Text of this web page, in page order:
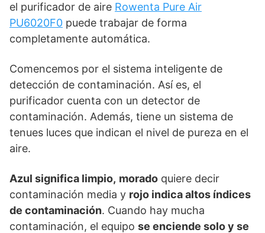
el purificador de aire Rowenta Pure Air
PU6020F0 puede trabajar de forma
completamente automática.
Comencemos por el sistema inteligente de
detección de contaminación. Así es, el
purificador cuenta con un detector de
contaminación. Además, tiene un sistema de
tenues luces que indican el nivel de pureza en el
aire.
Azul significa limpio, morado quiere decir
contaminación media y rojo indica altos índices
de contaminación. Cuando hay mucha
contaminación, el equipo se enciende solo y se